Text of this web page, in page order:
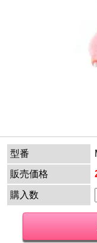
型番
販売価格
購入数